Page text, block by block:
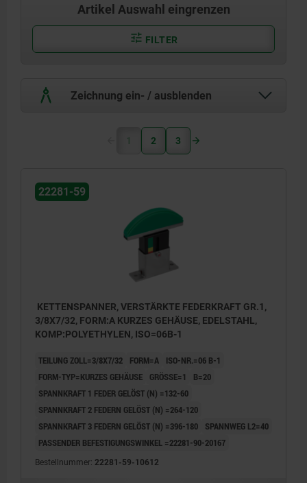
Artikel Auswahl eingrenzen
FILTER
Zeichnung ein- / ausblenden
1 2 3
22281-59
KETTENSPANNER, VERSTÄRKTE FEDERKRAFT GR.1,
3/8X7/32, FORM:A KURZES GEHÄUSE, EDELSTAHL,
KOMP:POLYETHYLEN, ISO=06B-1
TEILUNG ZOLL=3/8X7/32 FORM=A
ISO-NR.=06 B-1
FORM-TYP=KURZES GEHÄUSE
GRÖSSE=1
B=20
SPANNKRAFT 1 FEDER GELÖST (N) =132-60
SPANNKRAFT 2 FEDERN GELÖST (N) =264-120
SPANNKRAFT 3 FEDERN GELÖST (N) =396-180
SPANNWEG L2=40
PASSENDER BEFESTIGUNGSWINKEL =22281-90-20167
Bestellnummer: 22281-59-10612